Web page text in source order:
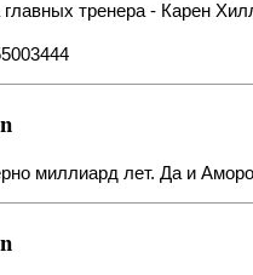
главных тренера - Карен
миллиард лет. Да и